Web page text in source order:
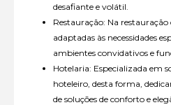
desafiante e volátil.
Restauração: Na restauração
adaptadas às necessidades
ambientes convidativos e
Hotelaria: Especializada em
hoteleiro, desta forma,
de soluções de conforto e